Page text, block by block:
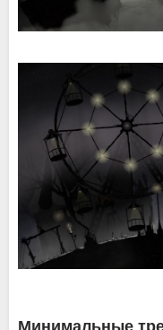
Минимальные